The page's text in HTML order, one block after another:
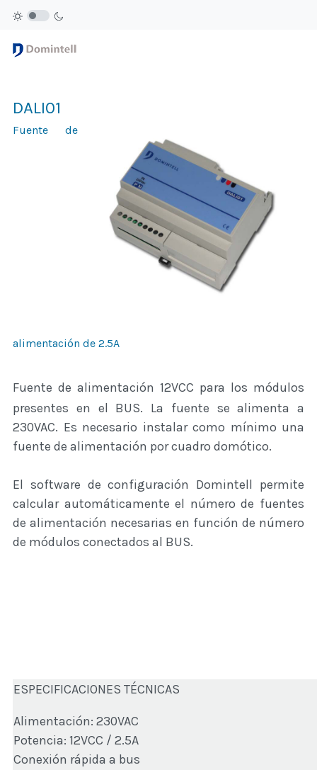
DALI01
Fuente de
alimentación de 2.5A
Fuente de alimentación 12VCC para los módulos
presentes en el BUS. La fuente se alimenta a
230VAC. Es necesario instalar como mínimo una
fuente de alimentación por cuadro domótico.
El software de configuración Domintell permite
calcular automáticamente el número de fuentes
de alimentación necesarias en función de número
de módulos conectados al BUS.
ESPECIFICACIONES TÉCNICAS
Alimentación: 230VAC
Potencia: 12VCC / 2.5A
Conexión rápida a bus